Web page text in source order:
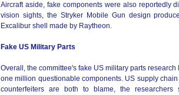
Aircraft aside, fake components were also reportedly
vision sights, the Stryker Mobile Gun design
Excalibur shell made by Raytheon.
Fake US Military Parts
Overall, the committee's fake US military parts
one million questionable components. US supply
counterfeiters are both to blame, the